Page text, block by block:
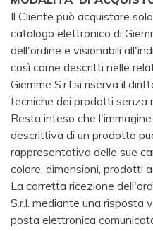
Il Cliente può acquistare
catalogo elettronico di
dell'ordine e visionabili
così come descritti nelle
Giemme S.r.l si riserva il
tecniche dei prodotti senza
Resta inteso che
descrittiva di un prodotto
rappresentativa delle sue
colore, dimensioni, prodotti
La corretta ricezione
S.r.l. mediante una risposta
posta elettronica